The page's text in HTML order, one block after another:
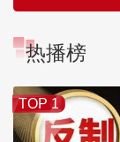
热播榜
TOP 1